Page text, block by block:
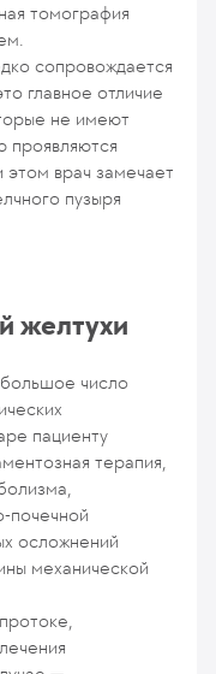
томография
сопровождается
главное отличие
не имеют
проявляются
врач замечает
пузыря
желтухи
большое число
пациенту
терапия,
почечной
осложнений
механической